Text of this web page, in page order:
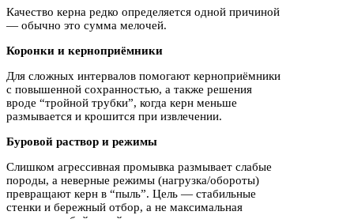
Качество керна редко определяется одной причиной
— обычно это сумма мелочей.
Коронки и керноприёмники
Для сложных интервалов помогают керноприёмники
с повышенной сохранностью, а также решения
вроде “тройной трубки”, когда керн меньше
размывается и крошится при извлечении.
Буровой раствор и режимы
Слишком агрессивная промывка размывает слабые
породы, а неверные режимы (нагрузка/обороты)
превращают керн в “пыль”. Цель — стабильные
стенки и бережный отбор, а не максимальная